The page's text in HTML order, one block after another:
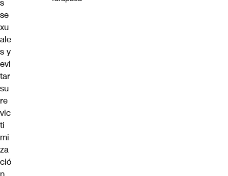
s
se
xu
ale
s y
evi
tar
su
re
vic
ti
mi
za
ció